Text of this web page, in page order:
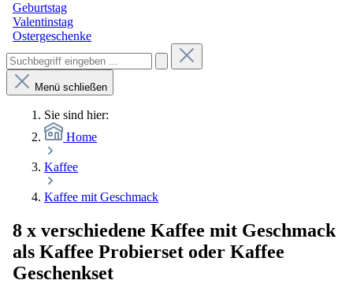
Geburtstag
Valentinstag
Ostergeschenke
Menü schließen
Sie sind hier:
Home
Kaffee
Kaffee mit Geschmack
8 x verschiedene Kaffee mit Geschmack
als Kaffee Probierset oder Kaffee
Geschenkset